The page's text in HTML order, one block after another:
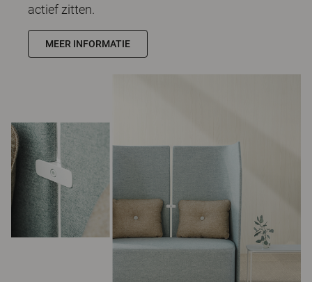
actief zitten.
MEER INFORMATIE